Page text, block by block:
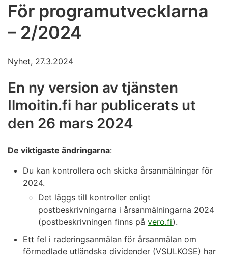
För programutvecklarna
– 2/2024
Nyhet, 27.3.2024
En ny version av tjänsten
Ilmoitin.fi har publicerats ut
den 26 mars 2024
De viktigaste ändringarna:
Du kan kontrollera och skicka årsanmälningar för
2024.
Det läggs till kontroller enligt
postbeskrivningarna i årsanmälningarna 2024
(postbeskrivningen finns på vero.fi).
Ett fel i raderingsanmälan för årsanmälan om
förmedlade utländska dividender (VSULKOSE) har